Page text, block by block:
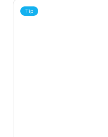
Tip